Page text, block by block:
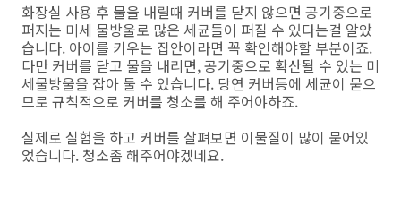
화장실 사용 후 물을 내릴때 커버를 닫지 않으면 공기중으로
퍼지는 미세 물방울로 많은 세균들이 퍼질 수 있다는걸 알았
습니다. 아이를 키우는 집안이라면 꼭 확인해야할 부분이죠.
다만 커버를 닫고 물을 내리면, 공기중으로 확산될 수 있는 미
세물방울을 잡아 둘 수 있습니다. 당연 커버등에 세균이 묻으
므로 규칙적으로 커버를 청소를 해 주어야하죠.
실제로 실험을 하고 커버를 살펴보면 이물질이 많이 묻어있
었습니다. 청소좀 해주어야겠네요.